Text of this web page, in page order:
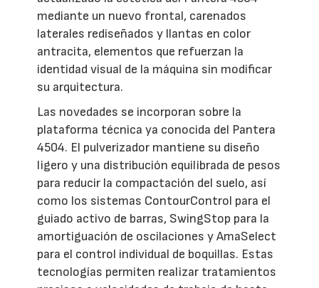
mediante un nuevo frontal, carenados
laterales rediseñados y llantas en color
antracita, elementos que refuerzan la
identidad visual de la máquina sin modificar
su arquitectura.
Las novedades se incorporan sobre la
plataforma técnica ya conocida del Pantera
4504. El pulverizador mantiene su diseño
ligero y una distribución equilibrada de pesos
para reducir la compactación del suelo, así
como los sistemas ContourControl para el
guiado activo de barras, SwingStop para la
amortiguación de oscilaciones y AmaSelect
para el control individual de boquillas. Estas
tecnologías permiten realizar tratamientos